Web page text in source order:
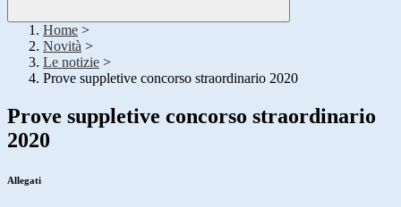
Home >
Novità >
Le notizie >
Prove suppletive concorso straordinario 2020
Prove suppletive concorso straordinario
2020
Allegati